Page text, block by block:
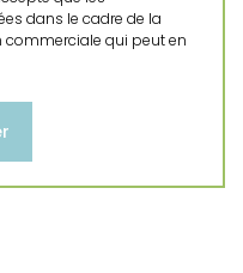
dans le cadre de la
commerciale qui peut en